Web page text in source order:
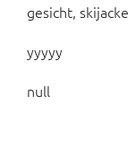
gesicht,
yyyyy
null